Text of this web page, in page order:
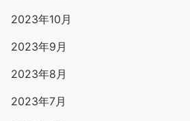
2023年10月
2023年9月
2023年8月
2023年7月